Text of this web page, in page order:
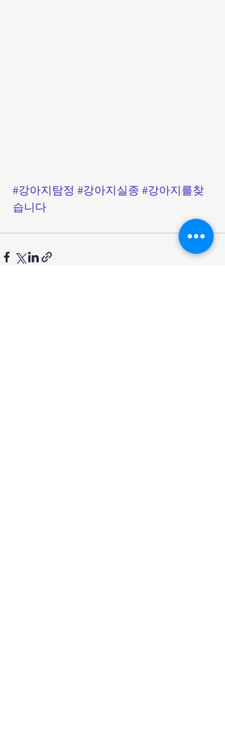
#강아지탐정 #강아지실종 #강아지를찾
습니다